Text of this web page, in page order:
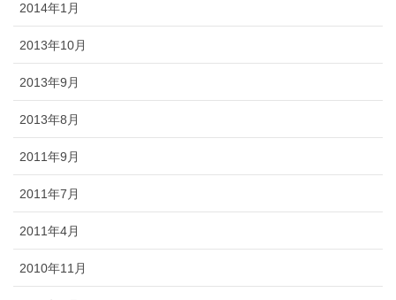
2014年1月
2013年10月
2013年9月
2013年8月
2011年9月
2011年7月
2011年4月
2010年11月